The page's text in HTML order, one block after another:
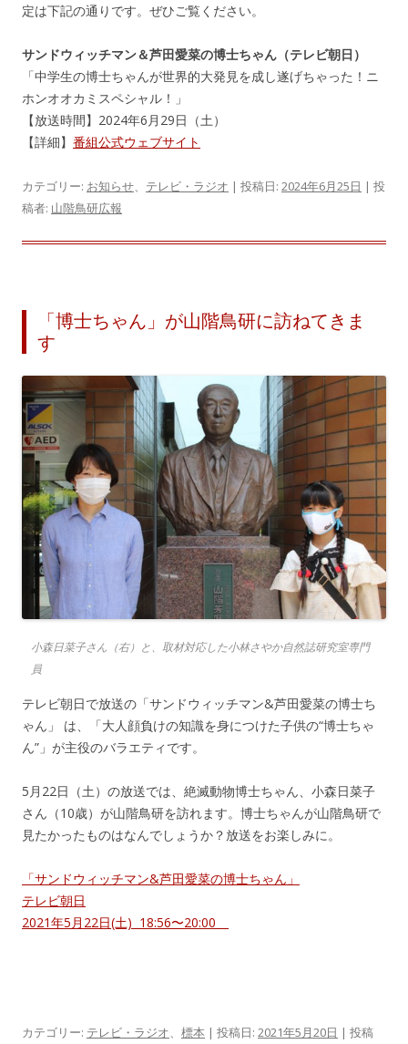
定は下記の通りです。ぜひご覧ください。
サンドウィッチマン＆芦田愛菜の博士ちゃん（テレビ朝日）
「中学生の博士ちゃんが世界的大発見を成し遂げちゃった！ニ
ホンオオカミスペシャル！」
【放送時間】2024年6月29日（土）
【詳細】 番組公式ウェブサイト
カテゴリー: お知らせ、 テレビ・ラジオ | 投稿日: 2024年6月25日 | 投
稿者: 山階鳥研広報
「博士ちゃん」が山階鳥研に訪ねてきま
す
小森日菜子さん（右）と、取材対応した小林さやか自然誌研究室専門
員
テレビ朝日で放送の「サンドウィッチマン&芦田愛菜の博士ち
ゃん」 は、「大人顔負けの知識を身につけた子供の“博士ちゃ
ん”」が主役のバラエティです。
5月22日（土）の放送では、絶滅動物博士ちゃん、小森日菜子
さん（10歳）が山階鳥研を訪れます。博士ちゃんが山階鳥研で
見たかったものはなんでしょうか？放送をお楽しみに。
「サンドウィッチマン&芦田愛菜の博士ちゃん」
テレビ朝日
2021年5月22日(土) 18:56〜20:00
カテゴリー: テレビ・ラジオ、 標本 | 投稿日: 2021年5月20日 | 投稿